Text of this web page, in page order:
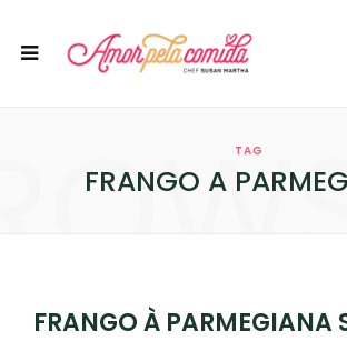
TAG
FRANGO A
FRANGO À PARMEGIANA